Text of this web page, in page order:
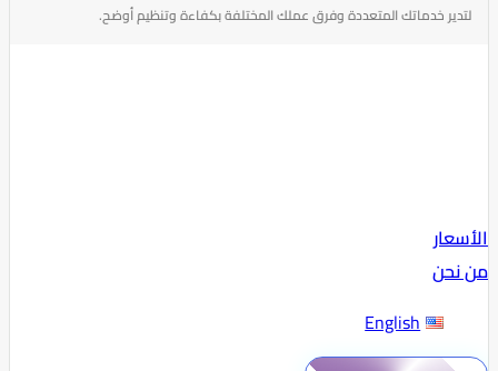
لتدير خدماتك المتعددة وفرق عملك المختلفة بكفاءة وتنظيم أوضح.
الأسعار
من نحن
English